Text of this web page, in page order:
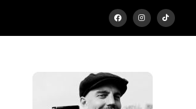
Exponeringstid
Bländare